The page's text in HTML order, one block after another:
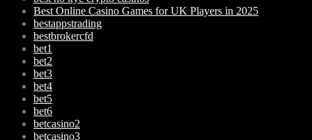
Best Online Casino Games for UK Players in 2025
bestappstrading
bestbrokercfd
bet1
bet2
bet3
bet4
bet5
bet6
betcasino2
betcasino3